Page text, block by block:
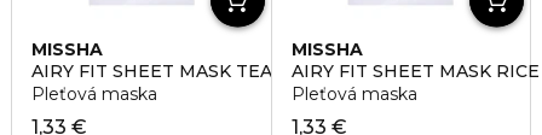
MISSHA
AIRY FIT SHEET MASK TEA TREE
Pleťová maska
1,33 €
MISSHA
AIRY FIT SHEET MASK RICE
Pleťová maska
1,33 €